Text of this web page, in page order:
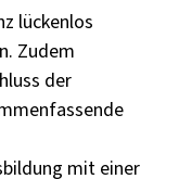
lückenlos
Zudem
der
mit einer